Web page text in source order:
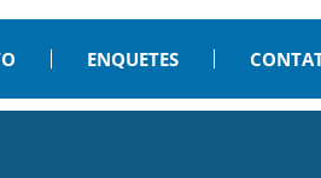
ENQUETES